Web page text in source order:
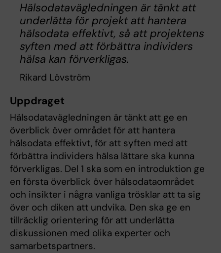
Hälsodatavägledningen är tänkt att
underlätta för projekt att hantera
hälsodata effektivt, så att projektens
syften med att förbättra individers
hälsa kan förverkligas.
Rikard Lövström
Uppdraget
Hälsodatavägledningen är tänkt att ge en
överblick över området för att hantera
hälsodata effektivt, för att syften med att
förbättra individers hälsa lättare ska kunna
förverkligas. Del 1 ska som en introduktion ge
en första överblick över hälsodataområdet
och insikter i några vanliga trösklar att ta sig
över och diken att undvika. Den ska ge en
tillräcklig orientering för att underlätta
diskussionen med olika experter och
samarbetspartners.